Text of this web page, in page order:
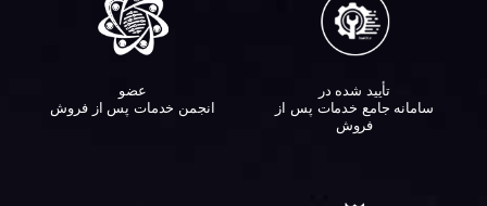
تأیید شده در
سامانه جامع خدمات پس از
فروش
عضو
انجمن خدمات پس از فروش